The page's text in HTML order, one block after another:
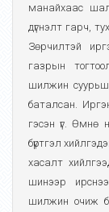
манайхаас
дүгнэлт гарч,
Зөрчилтэй
газрын
шилжин
баталсан.
гэсэн үг. Өмнө
бүртгэл
хасалт
шинээр
шилжин очиж